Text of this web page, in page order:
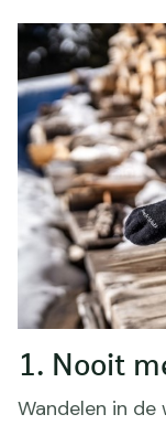
1. Nooit
Wandelen in